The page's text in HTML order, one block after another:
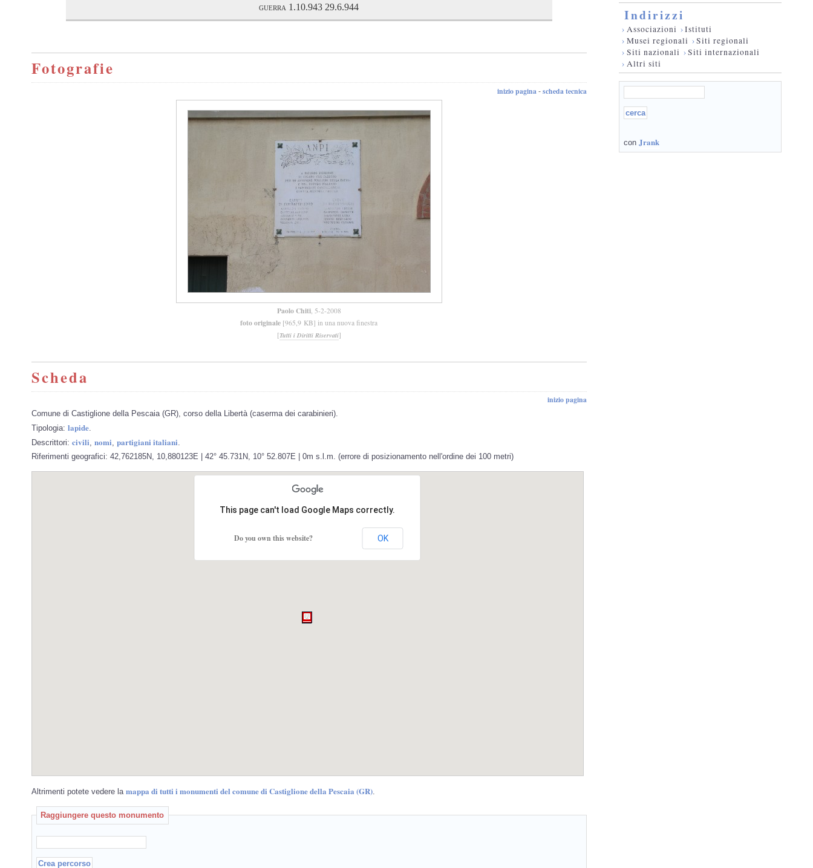
guerra 1.10.943 29.6.944
Fotografie
inizio pagina - scheda tecnica
Paolo Chiti, 5-2-2008
foto originale [965,9 KB] in una nuova finestra
[Tutti i Diritti Riservati]
Scheda
inizio pagina
Comune di Castiglione della Pescaia (GR), corso della Libertà (caserma dei carabinieri).
Tipologia: lapide
Descrittori: civili nomi partigiani italiani
Riferimenti geografici: 42,762185N, 10,880123E | 42° 45.731N, 10° 52.807E | 0m s.l.m. (errore di posizionamento nell'ordine dei 100 metri)
This page can't load Google Maps correctly.
Do you own this website? OK
Altrimenti potete vedere la mappa di tutti i monumenti del comune di Castiglione della Pescaia (GR)
Raggiungere questo monumento
Indirizzi
› Associazioni ›Istituti
› Musei regionali ›Siti regionali
› Siti nazionali ›Siti internazionali
› Altri siti
con Jrank